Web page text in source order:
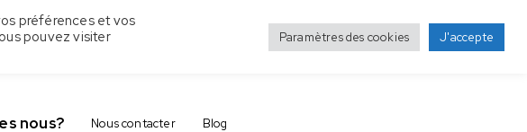
nous? Nous contacter Blog
préférences et vos
pouvez visiter
Paramètres des cookies J'accepte